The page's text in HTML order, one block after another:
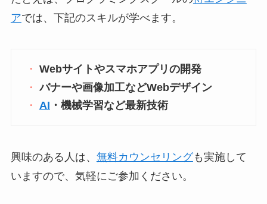
アでは、下記のスキルが学べます。
Webサイトやスマホアプリの開発
バナーや画像加工などWebデザイン
AI ・機械学習など最新技術
興味のある人は、 無料カウンセリングも実施して
いますので、気軽にご参加ください。